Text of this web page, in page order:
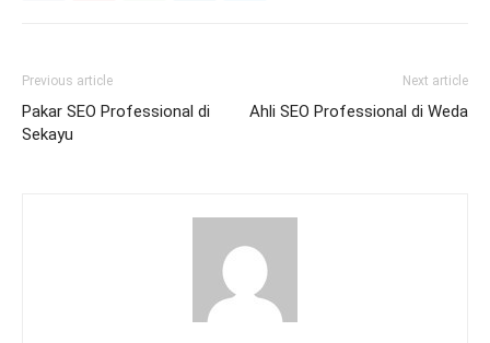
Previous article
Pakar SEO Professional di
Sekayu
Next article
Ahli SEO Professional di Weda